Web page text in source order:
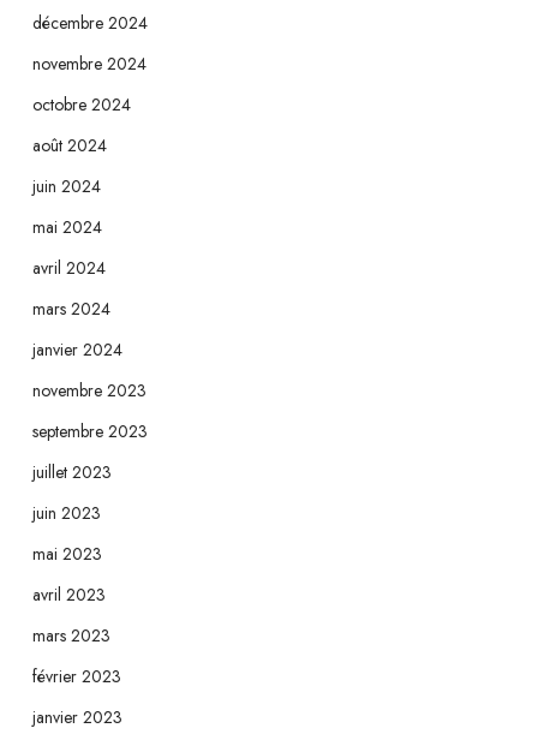
décembre 2024
novembre 2024
octobre 2024
août 2024
juin 2024
mai 2024
avril 2024
mars 2024
janvier 2024
novembre 2023
septembre 2023
juillet 2023
juin 2023
mai 2023
avril 2023
mars 2023
février 2023
janvier 2023